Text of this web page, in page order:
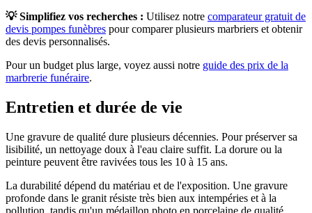
💡 Simplifiez vos recherches : Utilisez notre comparateur gratuit de
devis pompes funèbres pour comparer plusieurs marbriers et obtenir
des devis personnalisés.
Pour un budget plus large, voyez aussi notre guide des prix de la
marbrerie funéraire.
Entretien et durée de vie
Une gravure de qualité dure plusieurs décennies. Pour préserver sa
lisibilité, un nettoyage doux à l'eau claire suffit. La dorure ou la
peinture peuvent être ravivées tous les 10 à 15 ans.
La durabilité dépend du matériau et de l'exposition. Une gravure
profonde dans le granit résiste très bien aux intempéries et à la